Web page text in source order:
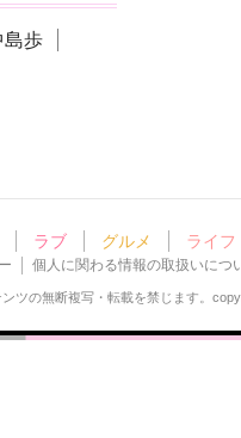
島歩
ラブ グルメ ライフ
個人に関わる情報の取扱いにつ
ツの無断複写・転載を禁じます。